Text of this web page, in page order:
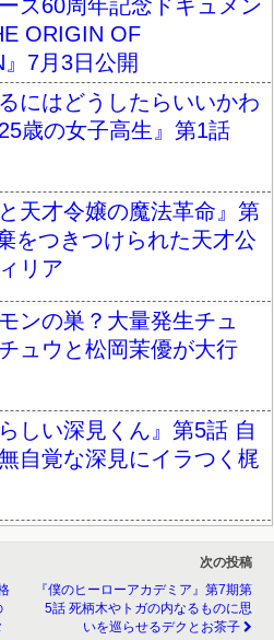
ズ60周年記念ドキュメン
ORIGIN OF
7月3日公開
にはどうしたらいいかわ
歳の女子高生』第1話
天才令嬢の魔法革命』第
をつきつけられた天才公
リア
ンの巣？大量発生チュ
ュウと松岡茉優が大行
しい深見くん』第5話 自
自覚な深見にイラつく梶
次の投稿
『僕のヒーローアカデミア』第7期第
5話 死柄木やトガの内なるものに思
いを巡らせるデクとお茶子